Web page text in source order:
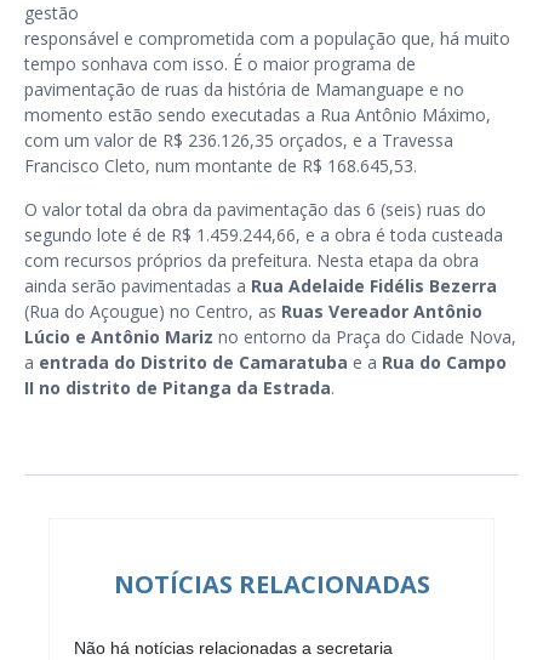
gestão
responsável e comprometida com a população que, há muito
tempo sonhava com isso. É o maior programa de
pavimentação de ruas da história de Mamanguape e no
momento estão sendo executadas a Rua Antônio Máximo,
com um valor de R$ 236.126,35 orçados, e a Travessa
Francisco Cleto, num montante de R$ 168.645,53.
O valor total da obra da pavimentação das 6 (seis) ruas do
segundo lote é de R$ 1.459.244,66, e a obra é toda custeada
com recursos próprios da prefeitura. Nesta etapa da obra
ainda serão pavimentadas a Rua Adelaide Fidélis Bezerra
(Rua do Açougue) no Centro, as Ruas Vereador Antônio
Lúcio e Antônio Mariz no entorno da Praça do Cidade Nova,
a entrada do Distrito de Camaratuba e a Rua do Campo
II no distrito de Pitanga da Estrada.
NOTÍCIAS RELACIONADAS
Não há notícias relacionadas a secretaria